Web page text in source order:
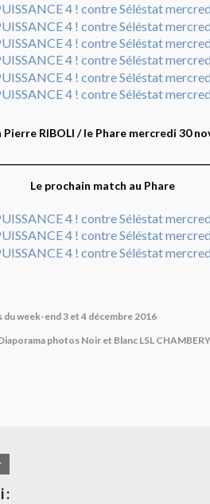
Pierre RIBOLI / le Phare mercredi 30
Le prochain match au Phare
du week-end 3 et 4 décembre 2016
photos Noir et Blanc LSL
: